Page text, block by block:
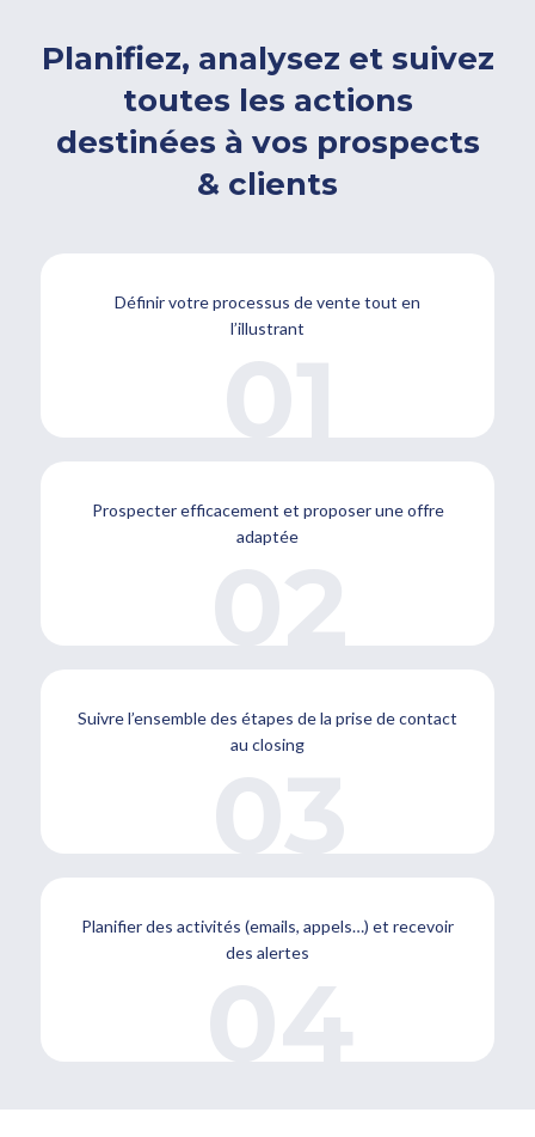
Planifiez, analysez et suivez
toutes les actions
destinées à vos prospects
& clients
Définir votre processus de vente tout en
l’illustrant
Prospecter efficacement et proposer une offre
adaptée
Suivre l’ensemble des étapes de la prise de contact
au closing
Planifier des activités (emails, appels…) et recevoir
des alertes